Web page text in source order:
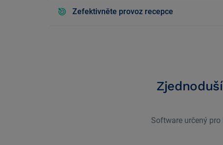
Zefektivněte provoz recepce
Software určený